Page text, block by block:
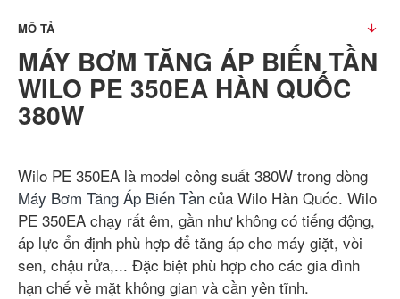
MÔ TẢ
MÁY BƠM TĂNG ÁP BIẾN TẦN
WILO PE 350EA HÀN QUỐC
380W
Wilo PE 350EA là model công suất 380W trong dòng
Máy Bơm Tăng Áp Biến Tần của Wilo Hàn Quốc. Wilo
PE 350EA chạy rất êm, gần như không có tiếng động,
áp lực ổn định phù hợp để tăng áp cho máy giặt, vòi
sen, chậu rửa,... Đặc biệt phù hợp cho các gia đình
hạn chế về mặt không gian và cần yên tĩnh.